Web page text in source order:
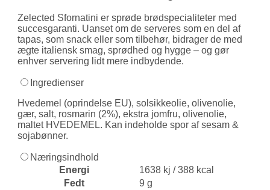
Zelected Sfornatini er sprøde brødspecialiteter med
succesgaranti. Uanset om de serveres som en del af
tapas, som snack eller som tilbehør, bidrager de med
ægte italiensk smag, sprødhed og hygge – og gør
enhver servering lidt mere indbydende.
Ingredienser
Hvedemel (oprindelse EU), solsikkeolie, olivenolie,
gær, salt, rosmarin (2%), ekstra jomfru, olivenolie,
maltet HVEDEMEL. Kan indeholde spor af sesam &
sojabønner.
Næringsindhold
Energi
1638 kj / 388 kcal
Fedt
9 g